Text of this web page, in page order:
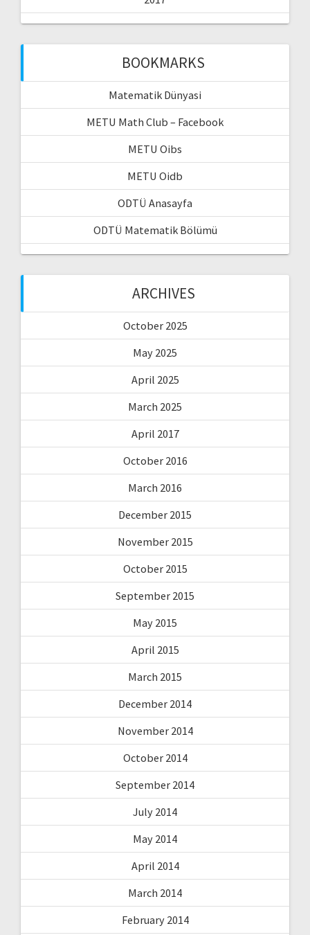
BOOKMARKS
Matematik Dünyasi
METU Math Club – Facebook
METU Oibs
METU Oidb
ODTÜ Anasayfa
ODTÜ Matematik Bölümü
ARCHIVES
October 2025
May 2025
April 2025
March 2025
April 2017
October 2016
March 2016
December 2015
November 2015
October 2015
September 2015
May 2015
April 2015
March 2015
December 2014
November 2014
October 2014
September 2014
July 2014
May 2014
April 2014
March 2014
February 2014